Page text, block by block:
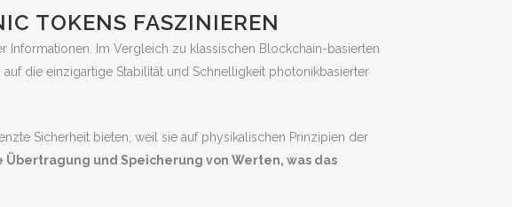
TOKENS FASZINIEREN
Im Vergleich zu klassischen Blockchain-basierten
die einzigartige Stabilität und Schnelligkeit photonikbasierter
Sicherheit bieten, weil sie auf physikalischen Prinzipien der
und Speicherung von Werten, was das